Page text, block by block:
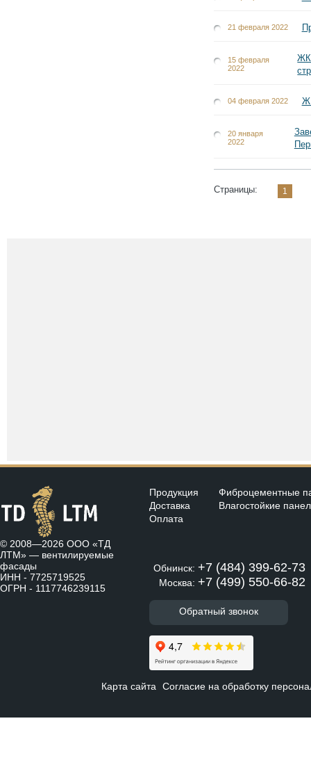
21 февраля 2022
15 февраля
2022
ЖК
04 февраля 2022
20 января
2022
Страницы: 1
© 2008—2026 ООО «ТД
ЛТМ» — вентилируемые
фасады
ИНН - 7725719525
ОГРН - 1117746239115
Продукция
Доставка
Оплата
Фиброцементные
Влагостойкие
Обнинск: +7 (484) 399-62-73
Москва: +7 (499) 550-66-82
Обратный звонок
Карта сайта Согласие на обработку